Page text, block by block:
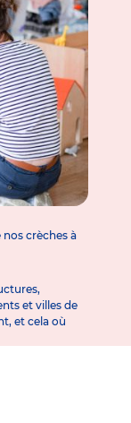
nos crèches à
et villes de
et cela où